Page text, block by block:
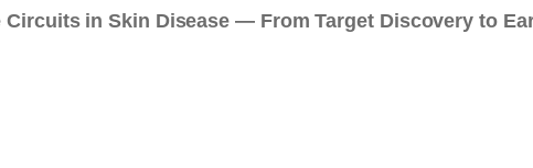
Circuits in Skin Disease — From Target Discovery to